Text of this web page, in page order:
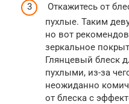
Откажитесь от
пухлые. Таким
но вот
зеркальное
Глянцевый блеск
пухлыми, из-за
неожиданно
от блеска с